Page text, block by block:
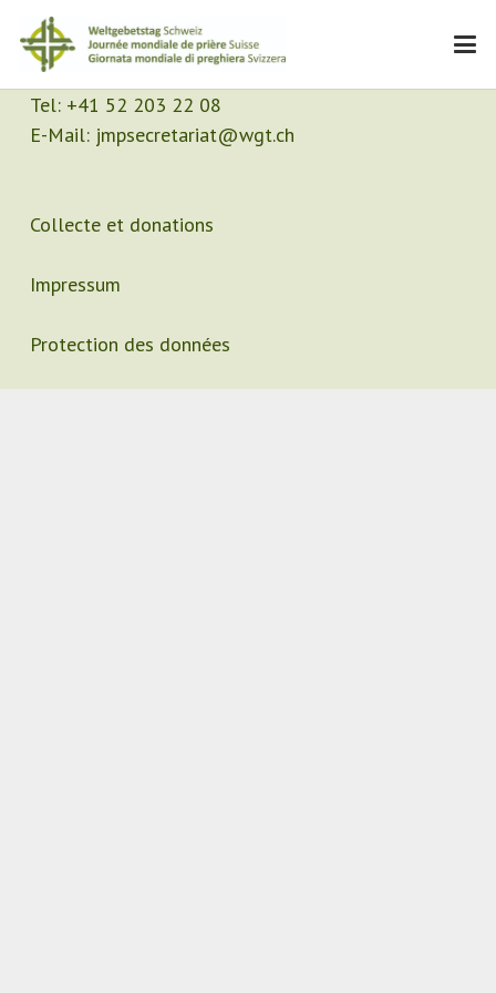
Contact
Secrétariat
Tel: +41 52 203 22 08
E-Mail: jmpsecretariat@wgt.ch
Collecte et donations
Impressum
Protection des données